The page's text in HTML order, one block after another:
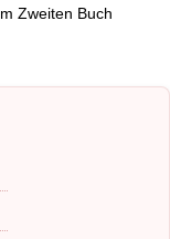
Zweiten Buch